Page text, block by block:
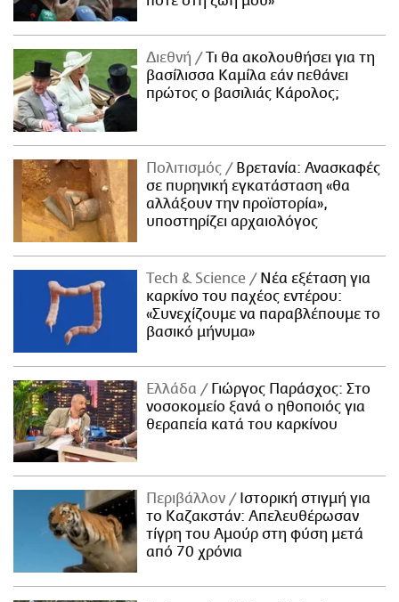
Διεθνή
Τι θα ακολουθήσει για τη
βασίλισσα Καμίλα εάν πεθάνει
πρώτος ο βασιλιάς Κάρολος;
Πολιτισμός
Βρετανία: Ανασκαφές
σε πυρηνική εγκατάσταση «θα
αλλάξουν την προϊστορία»,
υποστηρίζει αρχαιολόγος
Τech & Science
Νέα εξέταση για
καρκίνο του παχέος εντέρου:
«Συνεχίζουμε να παραβλέπουμε το
βασικό μήνυμα»
Ελλάδα
Γιώργος Παράσχος: Στο
νοσοκομείο ξανά ο ηθοποιός για
θεραπεία κατά του καρκίνου
Περιβάλλον
Ιστορική στιγμή για
το Καζακστάν: Απελευθέρωσαν
τίγρη του Αμούρ στη φύση μετά
από 70 χρόνια